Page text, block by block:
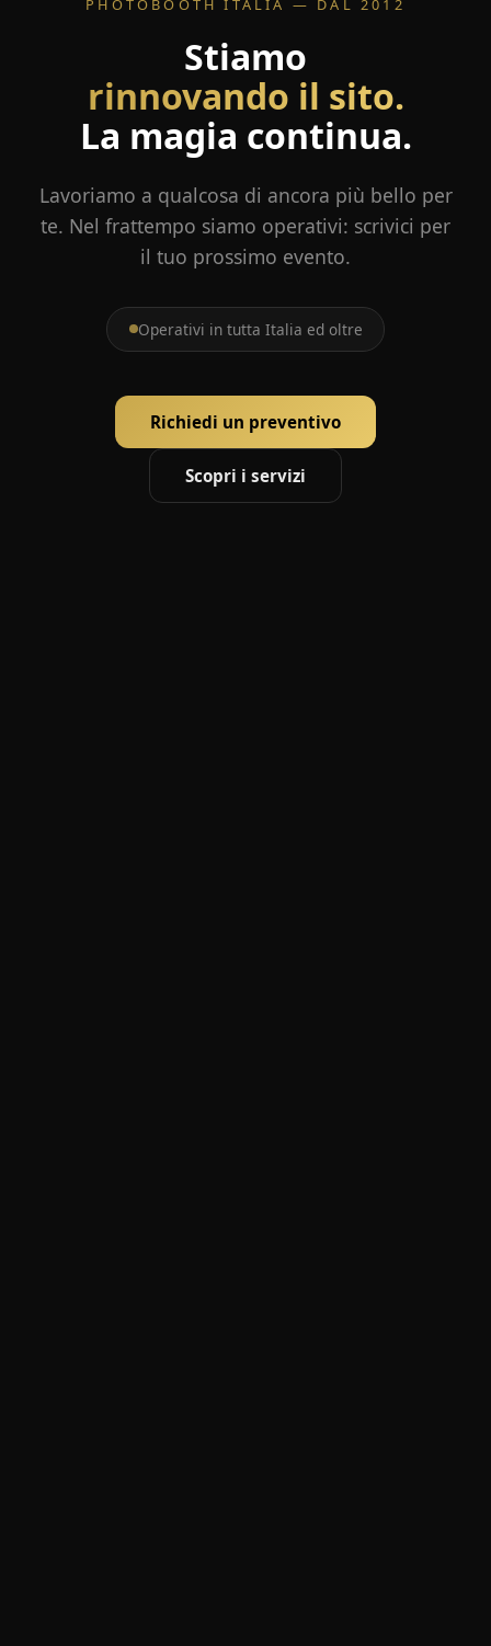
PHOTOBOOTH ITALIA — DAL 2012
Stiamo
rinnovando il sito.
La magia continua.
Lavoriamo a qualcosa di ancora più bello per
te. Nel frattempo siamo operativi: scrivici per
il tuo prossimo evento.
Operativi in tutta Italia ed oltre
Richiedi un preventivo
Scopri i servizi